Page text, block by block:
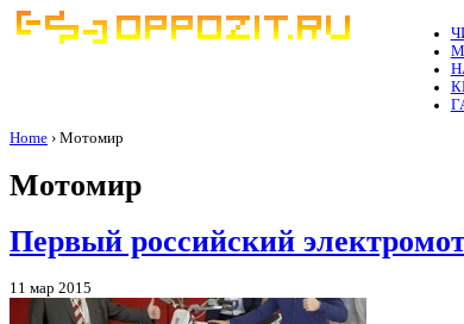
Home › Мотомир
Мотомир
Первый российский
11 мар 2015